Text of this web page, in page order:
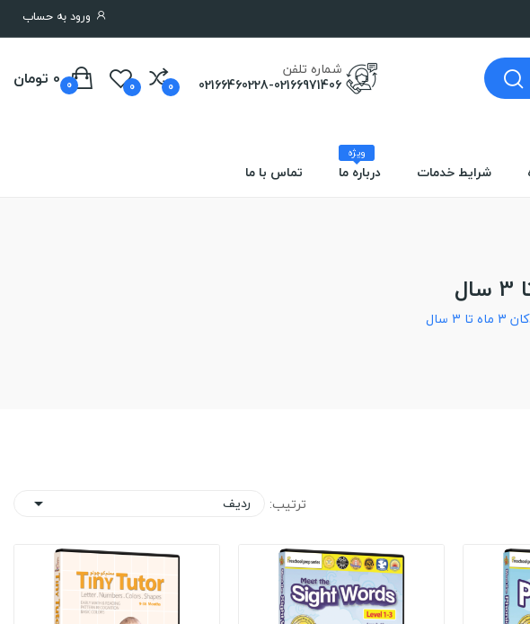
ورود به حساب
شماره تلفن
02166460228-02166971406
0
0 0 تومان 0
شرایط خدمات درباره ما
ویژه
تماس با ما
3 سال
ترتیب: ردیف 